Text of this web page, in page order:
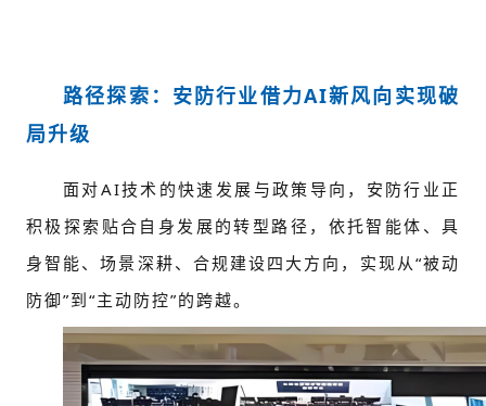
路径探索：安防行业借力AI新风向实现破
局升级
面对AI技术的快速发展与政策导向，安防行业正
积极探索贴合自身发展的转型路径，依托智能体、具
身智能、场景深耕、合规建设四大方向，实现从“被动
防御”到“主动防控”的跨越。